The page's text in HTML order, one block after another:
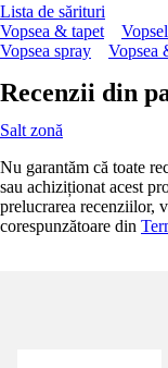
Lista de sărituri
Vopsea & tapet
Vopsea spray
Vopsea
Recenzii din
Salt zonă
Nu garantăm că toate
sau achiziționat acest
prelucrarea recenziilor,
corespunzătoare din